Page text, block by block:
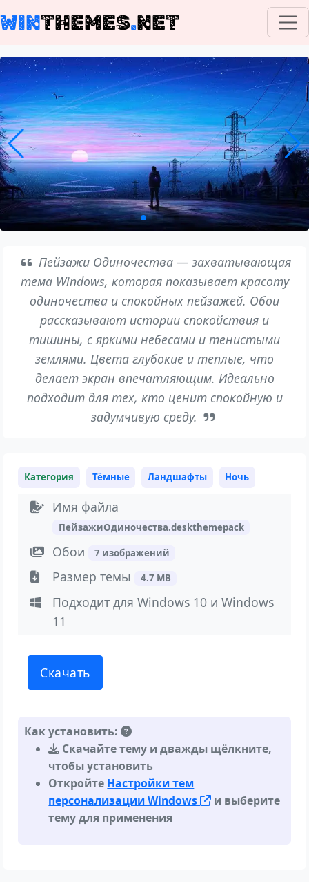
WINTHEMES.NET
Пейзажи Одиночества — захватывающая
тема Windows, которая показывает красоту
одиночества и спокойных пейзажей. Обои
рассказывают истории спокойствия и
тишины, с яркими небесами и тенистыми
землями. Цвета глубокие и теплые, что
делает экран впечатляющим. Идеально
подходит для тех, кто ценит спокойную и
задумчивую среду.
Категория Тёмные Ландшафты Ночь
Имя файла
ПейзажиОдиночества.deskthemepack
Обои 7 изображений
Размер темы 4.7 MB
Подходит для Windows 10 и Windows
11
Скачать
Как установить:
Скачайте тему и дважды щёлкните,
чтобы установить
Откройте Настройки тем
персонализации Windows
и выберите
тему для применения